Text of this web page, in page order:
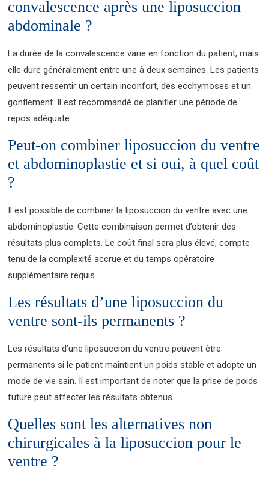
convalescence après une liposuccion
abdominale ?
La durée de la convalescence varie en fonction du patient, mais
elle dure généralement entre une à deux semaines. Les patients
peuvent ressentir un certain inconfort, des ecchymoses et un
gonflement. Il est recommandé de planifier une période de
repos adéquate.
Peut-on combiner liposuccion du ventre
et abdominoplastie et si oui, à quel coût
?
Il est possible de combiner la liposuccion du ventre avec une
abdominoplastie. Cette combinaison permet d’obtenir des
résultats plus complets. Le coût final sera plus élevé, compte
tenu de la complexité accrue et du temps opératoire
supplémentaire requis.
Les résultats d’une liposuccion du
ventre sont-ils permanents ?
Les résultats d’une liposuccion du ventre peuvent être
permanents si le patient maintient un poids stable et adopte un
mode de vie sain. Il est important de noter que la prise de poids
future peut affecter les résultats obtenus.
Quelles sont les alternatives non
chirurgicales à la liposuccion pour le
ventre ?